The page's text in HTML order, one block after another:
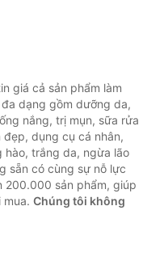
giá cả sản phẩm làm
dạng gồm dưỡng da,
nắng, trị mụn, sữa rửa
dụng cụ cá nhân,
hào, trắng da, ngừa lão
sẵn có cùng sự nỗ lực
200.000 sản phẩm, giúp
mua. Chúng tôi không